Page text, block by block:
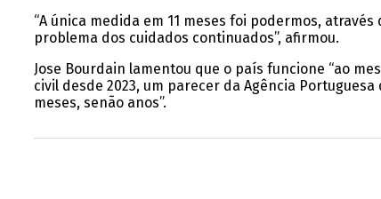
“A única medida em 11 meses foi podermos,
problema dos cuidados continuados”, afirmou.
Jose Bourdain lamentou que o país funcione “ao
civil desde 2023, um parecer da Agência
meses, senão anos”.